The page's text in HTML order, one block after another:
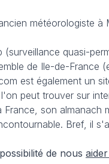
météorologiste à
quasi-
de Ile-de-France
est également un
peut trouver sur
son almanach
Bref, il
de nous